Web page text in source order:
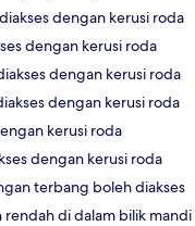
dengan kerusi roda
dengan kerusi roda
dengan kerusi roda
dengan kerusi roda
kerusi roda
dengan kerusi roda
terbang boleh diakses
di dalam bilik mandi